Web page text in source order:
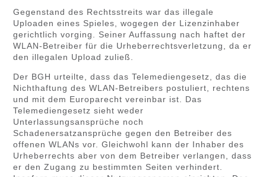
Gegenstand des Rechtsstreits war das illegale
Uploaden eines Spieles, wogegen der Lizenzinhaber
gerichtlich vorging. Seiner Auffassung nach haftet der
WLAN-Betreiber für die Urheberrechtsverletzung, da er
den illegalen Upload zuließ.
Der BGH urteilte, dass das Telemediengesetz, das die
Nichthaftung des WLAN-Betreibers postuliert, rechtens
und mit dem Europarecht vereinbar ist. Das
Telemediengesetz sieht weder
Unterlassungsansprüche noch
Schadenersatzansprüche gegen den Betreiber des
offenen WLANs vor. Gleichwohl kann der Inhaber des
Urheberrechts aber von dem Betreiber verlangen, dass
er den Zugang zu bestimmten Seiten verhindert.